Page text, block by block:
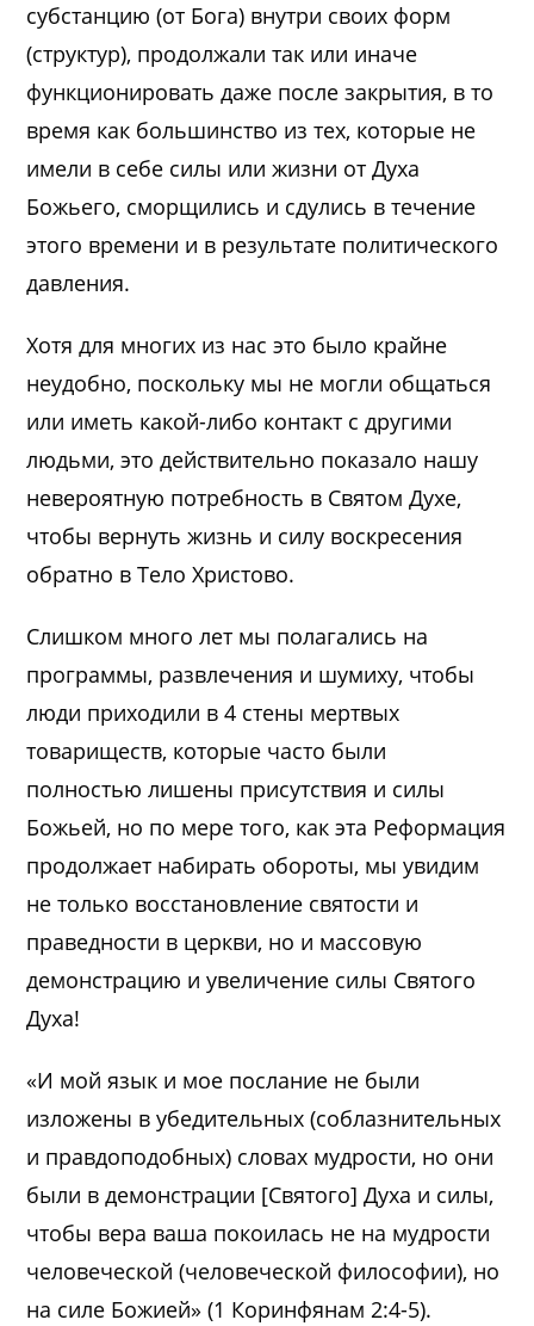
субстанцию (от Бога) внутри своих форм
(структур), продолжали так или иначе
функционировать даже после закрытия, в то
время как большинство из тех, которые не
имели в себе силы или жизни от Духа
Божьего, сморщились и сдулись в течение
этого времени и в результате политического
давления.
Хотя для многих из нас это было крайне
неудобно, поскольку мы не могли общаться
или иметь какой-либо контакт с другими
людьми, это действительно показало нашу
невероятную потребность в Святом Духе,
чтобы вернуть жизнь и силу воскресения
обратно в Тело Христово.
Слишком много лет мы полагались на
программы, развлечения и шумиху, чтобы
люди приходили в 4 стены мертвых
товариществ, которые часто были
полностью лишены присутствия и силы
Божьей, но по мере того, как эта Реформация
продолжает набирать обороты, мы увидим
не только восстановление святости и
праведности в церкви, но и массовую
демонстрацию и увеличение силы Святого
Духа!
«И мой язык и мое послание не были
изложены в убедительных (соблазнительных
и правдоподобных) словах мудрости, но они
были в демонстрации [Святого] Духа и силы,
чтобы вера ваша покоилась не на мудрости
человеческой (человеческой философии), но
на силе Божией» (1 Коринфянам 2:4-5).